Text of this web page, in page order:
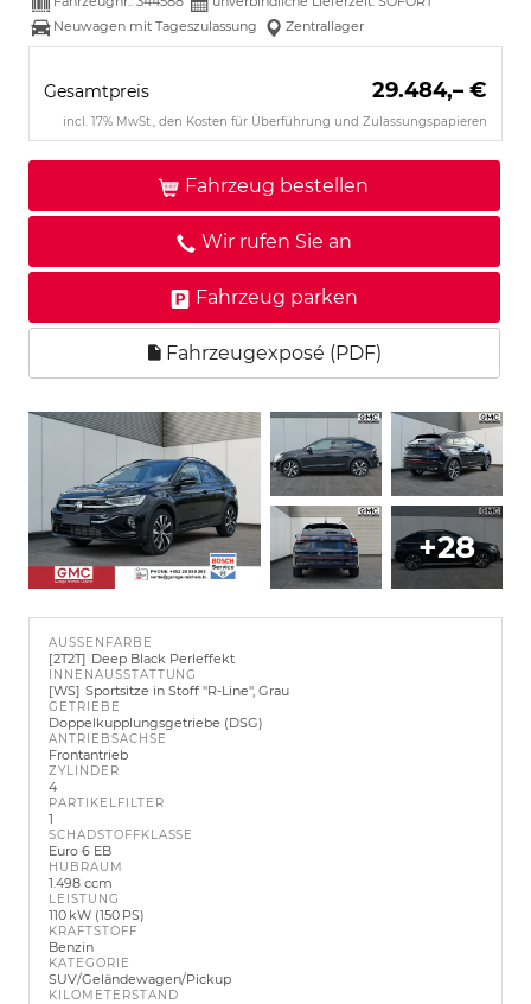
Neuwagen mit Tageszulassung
Zentrallager
Gesamtpreis 29.484,– €
incl. 17% MwSt., den Kosten für Überführung und Zulassungspapieren
Fahrzeug bestellen
Wir rufen Sie an
Fahrzeug parken
Fahrzeugexposé (PDF)
+28
AUSSENFARBE
2T2T Deep Black Perleffekt
INNENAUSSTATTUNG
WS Sportsitze in Stoff ''R-Line'', Grau
GETRIEBE
Doppelkupplungsgetriebe (DSG)
ANTRIEBSACHSE
Frontantrieb
ZYLINDER
4
PARTIKELFILTER
1
SCHADSTOFFKLASSE
Euro 6 EB
HUBRAUM
1.498 ccm
LEISTUNG
110 kW (150 PS)
KRAFTSTOFF
Benzin
KATEGORIE
SUV/Geländewagen/Pickup
KILOMETERSTAND